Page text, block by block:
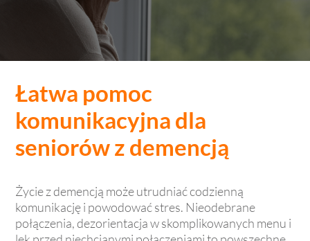
Łatwa pomoc
komunikacyjna dla
seniorów z demencją
Życie z demencją może utrudniać codzienną
komunikację i powodować stres. Nieodebrane
połączenia, dezorientacja w skomplikowanych menu i